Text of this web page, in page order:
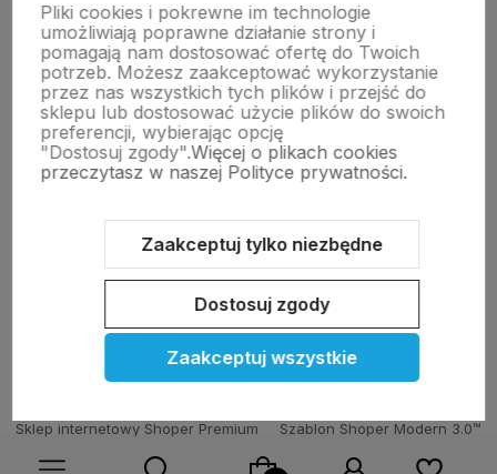
Moje konto
Pomoc
KOLEKCJE
Nasze marki
Sklep internetowy Shoper Premium
Szablon Shoper Modern 3.0™
Pliki cookies i pokrewne im technologie
umożliwiają poprawne działanie strony i
pomagają nam dostosować ofertę do Twoich
potrzeb. Możesz zaakceptować wykorzystanie
przez nas wszystkich tych plików i przejść do
sklepu lub dostosować użycie plików do swoich
preferencji, wybierając opcję
"Dostosuj zgody".Więcej o plikach cookies
przeczytasz w naszej Polityce prywatności.
Zaakceptuj tylko niezbędne
Dostosuj zgody
Zaakceptuj wszystkie